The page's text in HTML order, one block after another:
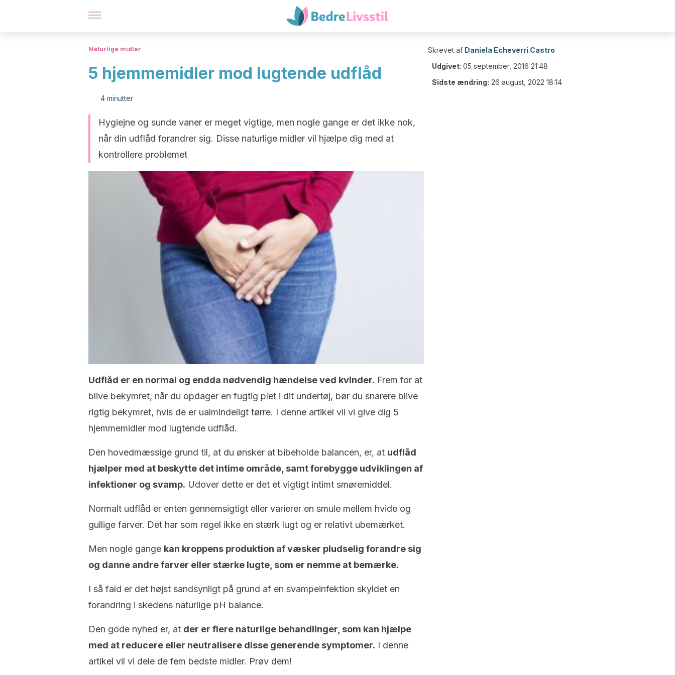
Naturlige midler
5 hjemmemidler mod lugtende udflåd
4 minutter
Hygiejne og sunde vaner er meget vigtige, men nogle gange er det ikke nok,
når din udflåd forandrer sig. Disse naturlige midler vil hjælpe dig med at
kontrollere problemet
Udflåd er en normal og endda nødvendig hændelse ved kvinder. Frem for at
blive bekymret, når du opdager en fugtig plet i dit undertøj, bør du snarere blive
rigtig bekymret, hvis de er ualmindeligt tørre. I denne artikel vil vi give dig 5
hjemmemidler mod lugtende udflåd.
Den hovedmæssige grund til, at du ønsker at bibeholde balancen, er, at udflåd
hjælper med at beskytte det intime område, samt forebygge udviklingen af
infektioner og svamp. Udover dette er det et vigtigt intimt smøremiddel.
Normalt udflåd er enten gennemsigtigt eller varierer en smule mellem hvide og
gullige farver. Det har som regel ikke en stærk lugt og er relativt ubemærket.
Men nogle gange kan kroppens produktion af væsker pludselig forandre sig
og danne andre farver eller stærke lugte, som er nemme at bemærke.
I så fald er det højst sandsynligt på grund af en svampeinfektion skyldet en
forandring i skedens naturlige pH balance.
Den gode nyhed er, at der er flere naturlige behandlinger, som kan hjælpe
med at reducere eller neutralisere disse generende symptomer. I denne
artikel vil vi dele de fem bedste midler. Prøv dem!
Skrevet af Daniela Echeverri Castro
Udgivet: 05 september, 2016 21:48
Sidste ændring: 26 august, 2022 18:14